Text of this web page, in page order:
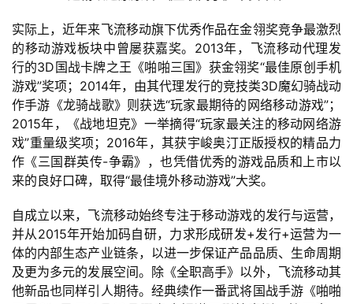
2
5
第
十
三
届
金
茶
奖
7
月
实际上，近年来飞流移动旗下优秀作品在金翎奖竞争最激烈
的移动游戏板块中曾屡获嘉奖。2013年，飞流移动代理发
行的3D国战卡牌之王《啪啪三国》获金翎奖“最佳原创手机
游戏”奖项；2014年，由其代理发行的竞技类3D魔幻骑战动
作手游《龙骑战歌》则获选“玩家最期待的网络移动游戏”；
2015年，《战地坦克》一举摘得“玩家最关注的移动网络游
戏”重量级奖项；2016年，其获宇峻奥汀正版授权的精品力
作《三国群英传-争霸》，也凭借优秀的游戏品质和上市以
来的良好口碑，取得“最佳境外移动游戏”大奖。
自成立以来，飞流移动始终专注于移动游戏的发行与运营，
并从2015年开始加码自研，力求形成研发+发行+运营为一
体的内部生态产业链条，以进一步保证产品品质、生命周期
及更为多元的发展空间。除《全职高手》以外，飞流移动其
他新品也同样引人期待。经典续作一番武将国战手游《啪啪